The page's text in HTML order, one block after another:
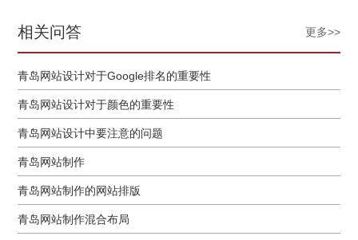
相关问答 更多>>
青岛网站设计对于Google排名的重要性
青岛网站设计对于颜色的重要性
青岛网站设计中要注意的问题
青岛网站制作
青岛网站制作的网站排版
青岛网站制作混合布局